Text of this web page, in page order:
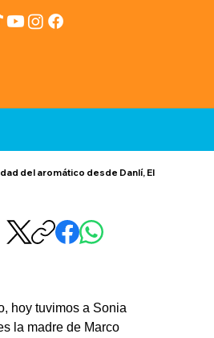
del aromático desde Danlí, El
hoy tuvimos a Sonia
la madre de Marco